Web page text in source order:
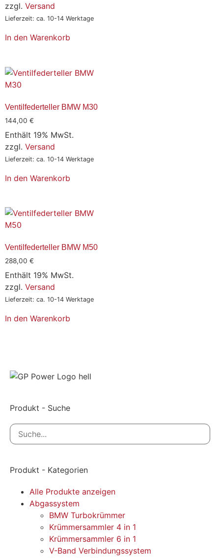
Produkt - Suche
Produkt - Kategorien
Alle Produkte anzeigen
Abgassystem
BMW Turbokrümmer
Krümmersammler 4 in 1
Krümmersammler 6 in 1
V-Band Verbindungssystem
zzgl. Versand
Lieferzeit: ca. 10-14 Werktage
In den Warenkorb
Ventilfederteller BMW M30
144,00 €
Enthält 19% MwSt.
zzgl. Versand
Lieferzeit: ca. 10-14 Werktage
In den Warenkorb
Ventilfederteller BMW M50
288,00 €
Enthält 19% MwSt.
zzgl. Versand
Lieferzeit: ca. 10-14 Werktage
In den Warenkorb